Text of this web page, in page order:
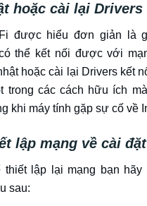
hoặc cài lại
được hiểu đơn giản là
thể kết nối được với
hoặc cài lại Drivers kết
trong các cách hữu ích
khi máy tính gặp sự cố về
lập mạng về cài
lập lại mạng bạn hãy
sau: